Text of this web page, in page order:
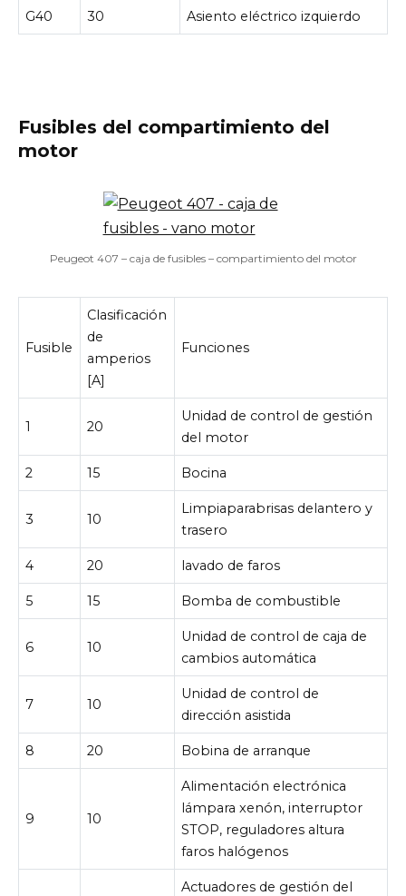
G40 30 Asiento eléctrico izquierdo
Fusibles del compartimiento del
motor
Peugeot 407 – caja de fusibles – compartimiento del motor
Fusible
Clasificación
de
amperios
[A]
Funciones
1 20
Unidad de control de gestión
del motor
2 15 Bocina
3 10
Limpiaparabrisas delantero y
trasero
4 20 lavado de faros
5 15 Bomba de combustible
6 10
Unidad de control de caja de
cambios automática
7 10
Unidad de control de
dirección asistida
8 20 Bobina de arranque
9 10
Alimentación electrónica
lámpara xenón, interruptor
STOP, reguladores altura
faros halógenos
Actuadores de gestión del